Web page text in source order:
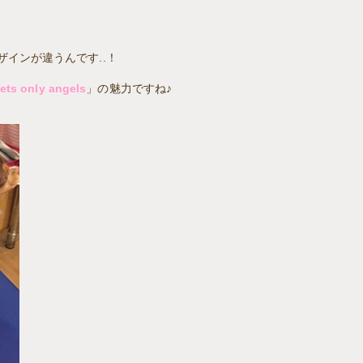
インが違うんです..！
only angels 」の魅力ですね♪